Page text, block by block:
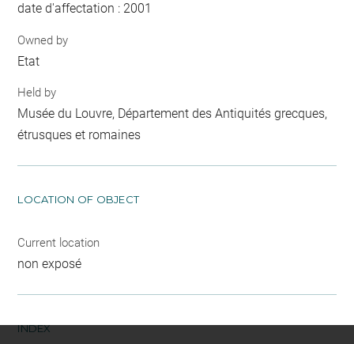
date d'affectation : 2001
Owned by
Etat
Held by
Musée du Louvre, Département des Antiquités grecques,
étrusques et romaines
LOCATION OF OBJECT
Current location
non exposé
INDEX